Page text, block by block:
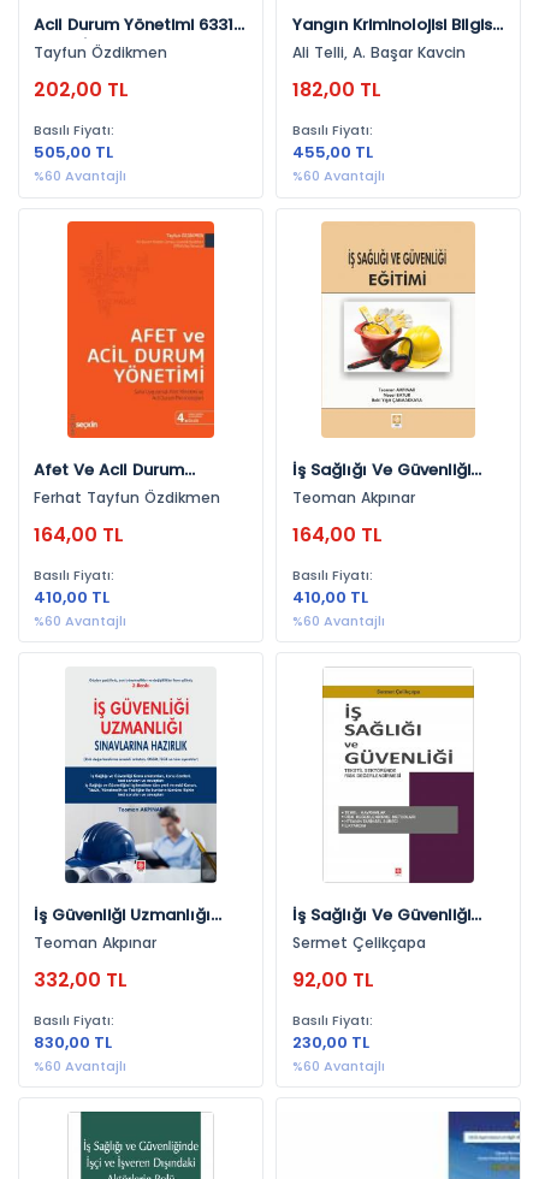
2014 (3)
2019 (2)
2017 (1)
2015 (1)
2016 (1)
2024 (1)
Acil Durum Yönetimi 6331
Sayılı İş Sağlığı Ve
Güvenliği Kanunu Ve
Ohsas 18001 Ve Iso 14001
Tayfun Özdikmen
202,00 TL
Basılı Fiyatı:
505,00 TL
%60 Avantajlı
Yangın Kriminolojisi Bilgisi
Kriminoloji – Olay Yer
İnceleme Yangın
Başlangıç Yerinin Tespit
Ali Telli, A. Başar Kavcin
182,00 TL
Basılı Fiyatı:
455,00 TL
%60 Avantajlı
Afet Ve Acil Durum
Yönetimi Saha Uygulamalı
Afet Yönetimi Ve Acil
Durum Metodolojileri
Ferhat Tayfun Özdikmen
164,00 TL
Basılı Fiyatı:
410,00 TL
%60 Avantajlı
İş Sağlığı Ve Güvenliği
Eğitimi Teoman Akpınar
Teoman Akpınar
164,00 TL
Basılı Fiyatı:
410,00 TL
%60 Avantajlı
İş Güvenliği Uzmanlığı
Sınavlarına Hazırlık
Teoman Akpınar
Teoman Akpınar
332,00 TL
Basılı Fiyatı:
830,00 TL
%60 Avantajlı
İş Sağlığı Ve Güvenliği
Tekstil Sektöründe Risk
Değerlendirmesi Sermet
Çelikçapa
Sermet Çelikçapa
92,00 TL
Basılı Fiyatı:
230,00 TL
%60 Avantajlı